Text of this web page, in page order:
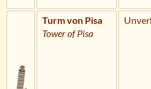
Turm von Pisa
Tower of Pisa